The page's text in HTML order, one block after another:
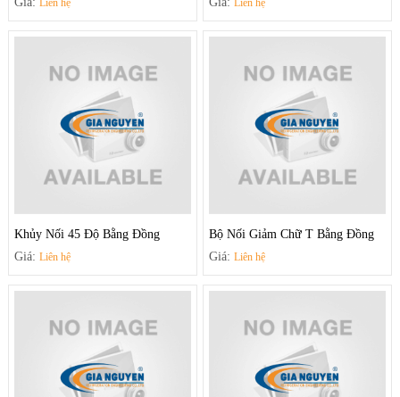
Liên hệ Liên hệ
Khủy Nối 45 Độ Bằng Đồng
Giá:Liên hệ
Bộ Nối Giảm Chữ T Bằng Đồng
Giá: Liên hệ